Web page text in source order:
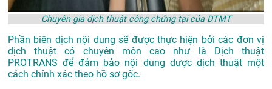
Chuyên gia dịch thuật công chứng tại của DTMT
Phần biên dịch nội dung sẽ được thực hiện bởi các đơn vị
dịch thuật có chuyên môn cao như là
Dịch thuật
PROTRANSđể đảm bảo nội dung dược dịch thuật một
cách chính xác theo hồ sơ gốc.